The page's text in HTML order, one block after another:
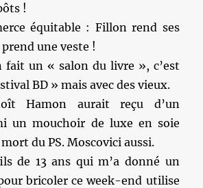
!
équitable : Fillon rend ses
une veste !
fait un « salon du livre », c’est
BD » mais avec des vieux.
Hamon aurait reçu d’un
un mouchoir de luxe en soie
du PS. Moscovici aussi.
de 13 ans qui m’a donné un
bricoler ce week-end utilise